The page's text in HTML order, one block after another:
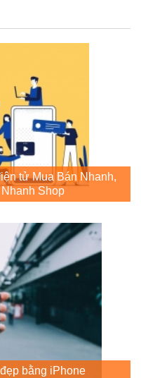
tử Mua Bán Nhanh,
Shop
bằng iPhone